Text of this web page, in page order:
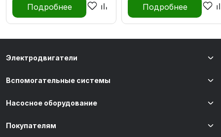
Подробнее Подробнее
Электродвигатели
Вспомогательные системы
Насосное оборудование
Покупателям